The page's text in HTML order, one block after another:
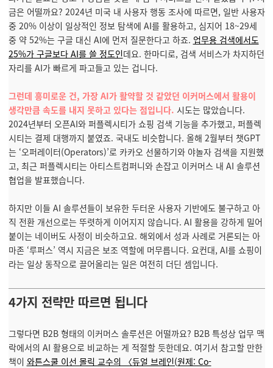
금은 어떨까요? 2024년 미국 내 사용자 행동 조사에 따르면, 일반 사용자
중 20% 이상이 일상적인 정보 탐색에 AI를 활용하고, 심지어 18~29세
중 약 52%는 구글 대신 AI에 먼저 질문한다고 하죠. 업무용 검색에서도
25%가 구글보다 AI를 쓸 정도인데요. 한마디로, 검색 서비스가 차지하던
자리를 AI가 빠르게 파고들고 있는 겁니다.
그런데 흥미로운 건, 가장 AI가 활약할 것 같았던 이커머스에서 활용이
생각만큼 속도를 내지 못하고 있다는 점입니다. 시도는 많았습니다.
2024년부터 오픈AI와 퍼플렉시티가 쇼핑 검색 기능을 추가했고, 퍼플렉
시티는 결제 대행까지 붙였죠. 국내도 비슷합니다. 올해 2월부터 챗GPT
는 ‘오퍼레이터(Operators)’로 카카오 선물하기와 야놀자 검색을 지원했
고, 최근 퍼플렉시티는 아티스트컴퍼니와 손잡고 이커머스 내 AI 솔루션
협업을 발표했습니다.
하지만 이들 AI 솔루션들이 보유한 두터운 사용자 기반에도 불구하고 아
직 전환 개선으로는 뚜렷하게 이어지지 않습니다. AI 활용을 강하게 밀어
붙이는 네이버도 사정이 비슷하고요. 해외에서 성과 사례로 거론되는 아
마존 ‘루퍼스’ 역시 지금은 보조 역할에 머무릅니다. 요컨대, AI를 쇼핑이
라는 일상 동작으로 끌어올리는 일은 여전히 더딘 셈입니다.
4가지 전략만 따르면 됩니다
그렇다면 B2B 형태의 이커머스 솔루션은 어떨까요? B2B 특성상 업무 맥
락에서의 AI 활용으로 비교하는 게 적절할 듯한데요. 여기서 참고할 만한
책이 와튼스쿨 이선 몰릭 교수의 〈듀얼 브레인(원제: Co-